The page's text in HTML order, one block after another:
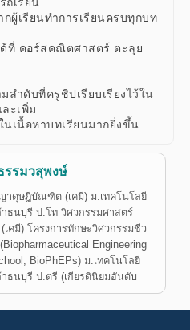
ผู้เรียนทำการเรียนครบทุกบท
ที่ คอร์สคณิตศาสตร์ ตะลุย
ลำดับที่ครูชิปเรียบเรียงไว้ใน
ะเพิ่ม
นเนื้อหาบทเรียนมากยิ่งขึ้น
รรมวสุพงษ์
าดุษฎีบัณฑิต (เคมี) ม.เทคโนโลยี
าธนบุรี ป.โท วิศวกรรมศาสตร์
คมี) โครงการทักษะวิศวกรรมชีว
Engineering
BioPhEPs) ม.เทคโนโลยี
าธนบุรี ป.ตรี (เกียรตินิยมอันดับ